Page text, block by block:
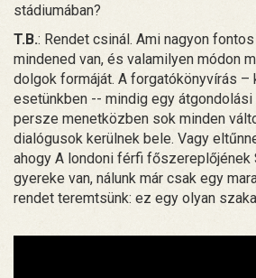
stádiumában?
T.B.: Rendet csinál. Ami nagyon
mindened van, és valamilyen módon
dolgok formáját. A forgatókönyvírás –
esetünkben -- mindig egy
persze menetközben sok minden
dialógusok kerülnek bele. Vagy
ahogy A londoni férfi főszereplőjének
gyereke van, nálunk már csak egy
rendet teremtsünk: ez egy olyan